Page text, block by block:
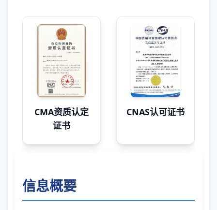
CMA资质认定
证书
CNAS认可证书
信息概要